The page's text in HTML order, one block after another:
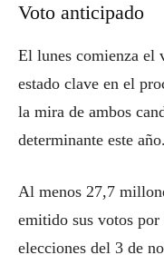
Voto anticipado
El lunes comienza el
estado clave en el
la mira de ambos
determinante este año.
Al menos 27,7
emitido sus votos por
elecciones del 3 de